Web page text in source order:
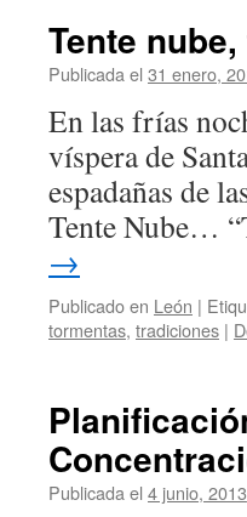
Tente
Publicada el 31 enero,
En las frías
víspera de
espadañas de
Tente Nube…
→
Publicado en León |
tormentas, tradiciones |
Publicada el 4 junio, 2013